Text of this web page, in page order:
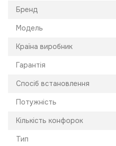
Бренд
Модель
Країна виробник
Гарантія
Спосіб встановлення
Потужність
Кількість конфорок
Тип